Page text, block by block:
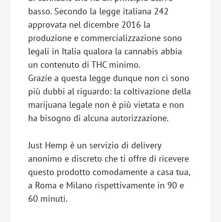
basso. Secondo la legge italiana 242
approvata nel dicembre 2016 la
produzione e commercializzazione sono
legali in Italia qualora la cannabis abbia
un contenuto di THC minimo.
Grazie a questa legge dunque non ci sono
più dubbi al riguardo: la coltivazione della
marijuana legale non è più vietata e non
ha bisogno di alcuna autorizzazione.
Just Hemp è un servizio di delivery
anonimo e discreto che ti offre di ricevere
questo prodotto comodamente a casa tua,
a Roma e Milano rispettivamente in 90 e
60 minuti.